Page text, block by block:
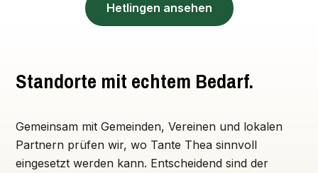
Hetlingen ansehen
Standorte mit echtem Bedarf.
Gemeinsam mit Gemeinden, Vereinen und lokalen
Partnern prüfen wir, wo Tante Thea sinnvoll
eingesetzt werden kann. Entscheidend sind der